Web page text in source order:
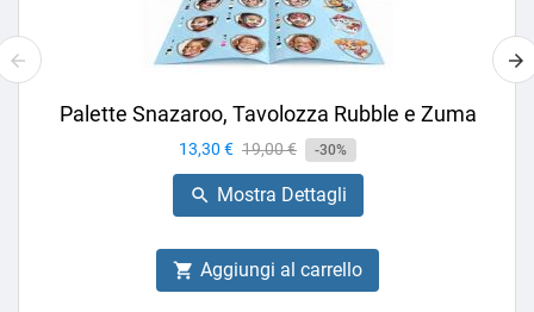
Palette Snazaroo, Tavolozza Rubble e Zuma
Prezzo
13,30 € Prezzo
base
19,00 € -30%
 Mostra Dettagli
 Aggiungi al carrello